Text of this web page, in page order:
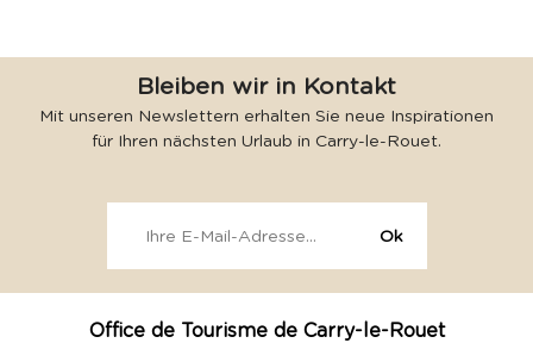
Bleiben wir in Kontakt
Mit unseren Newslettern erhalten Sie neue Inspirationen
für Ihren nächsten Urlaub in Carry-le-Rouet.
Office de Tourisme de Carry-le-Rouet